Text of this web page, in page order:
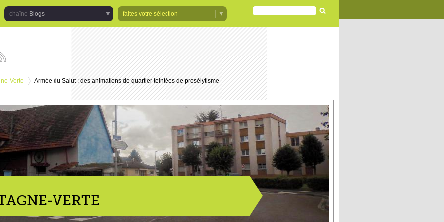
Blogs
faites votre sélection
FORMULAIRE
DE
RECHERCHE
Verte
>
Armée du Salut : des animations de quartier teintées de prosélytisme
VERTE